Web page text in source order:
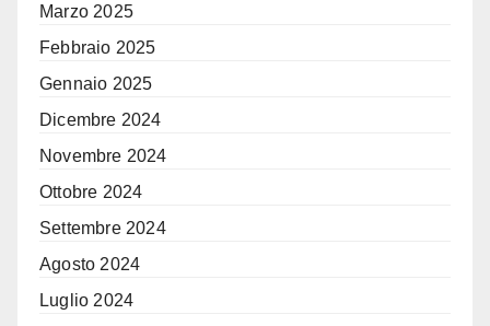
Marzo 2025
Febbraio 2025
Gennaio 2025
Dicembre 2024
Novembre 2024
Ottobre 2024
Settembre 2024
Agosto 2024
Luglio 2024